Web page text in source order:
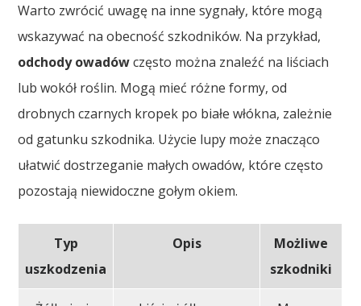
Warto zwrócić uwagę na inne sygnały, które mogą
wskazywać na obecność szkodników. Na przykład,
odchody owadówczęsto można znaleźć na liściach
lub wokół roślin. Mogą mieć różne formy, od
drobnych czarnych kropek po białe włókna, zależnie
od gatunku szkodnika. Użycie lupy może znacząco
ułatwić dostrzeganie małych owadów, które często
pozostają niewidoczne gołym okiem.
Typ
uszkodzenia
Opis
Możliwe
szkodniki